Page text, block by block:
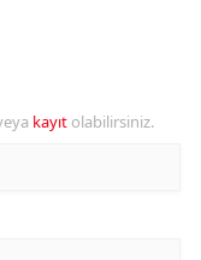
kayıt olabilirsiniz.